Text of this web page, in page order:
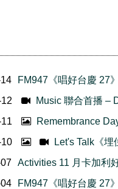
FM947《唱好台慶 27
Music 聯合首播 –
Remembrance
Let's Talk《埋
Activities 11 月卡加利
FM947《唱好台慶 27